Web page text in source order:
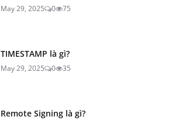
May 29, 2025 0 75
TIMESTAMP là gì?
May 29, 2025 0 35
Remote Signing là gì?